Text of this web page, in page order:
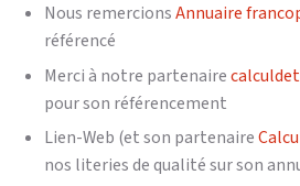
Nous remercionsAnnuaire
référencé
Merci à notre partenaire
pour son référencement
Lien-Web (et son partenaire
nos literies de qualité sur son